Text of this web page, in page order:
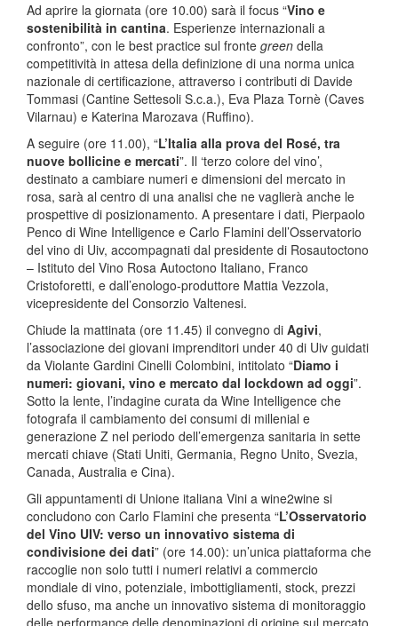
Ad aprire la giornata (ore 10.00) sarà il focus “Vino e
sostenibilità in cantina. Esperienze internazionali a
confronto”, con le best practice sul fronte green della
competitività in attesa della definizione di una norma unica
nazionale di certificazione, attraverso i contributi di Davide
Tommasi (Cantine Settesoli S.c.a.), Eva Plaza Tornè (Caves
Vilarnau) e Katerina Marozava (Ruffino).
A seguire (ore 11.00), “L’Italia alla prova del Rosé, tra
nuove bollicine e mercati”. Il ‘terzo colore del vino’,
destinato a cambiare numeri e dimensioni del mercato in
rosa, sarà al centro di una analisi che ne vaglierà anche le
prospettive di posizionamento. A presentare i dati, Pierpaolo
Penco di Wine Intelligence e Carlo Flamini dell’Osservatorio
del vino di Uiv, accompagnati dal presidente di Rosautoctono
– Istituto del Vino Rosa Autoctono Italiano, Franco
Cristoforetti, e dall’enologo-produttore Mattia Vezzola,
vicepresidente del Consorzio Valtenesi.
Chiude la mattinata (ore 11.45) il convegno di Agivi,
l’associazione dei giovani imprenditori under 40 di Uiv guidati
da Violante Gardini Cinelli Colombini, intitolato “Diamo i
numeri: giovani, vino e mercato dal lockdown ad oggi”.
Sotto la lente, l’indagine curata da Wine Intelligence che
fotografa il cambiamento dei consumi di millenial e
generazione Z nel periodo dell’emergenza sanitaria in sette
mercati chiave (Stati Uniti, Germania, Regno Unito, Svezia,
Canada, Australia e Cina).
Gli appuntamenti di Unione italiana Vini a wine2wine si
concludono con Carlo Flamini che presenta “L’Osservatorio
del Vino UIV: verso un innovativo sistema di
condivisione dei dati” (ore 14.00): un’unica piattaforma che
raccoglie non solo tutti i numeri relativi a commercio
mondiale di vino, potenziale, imbottigliamenti, stock, prezzi
dello sfuso, ma anche un innovativo sistema di monitoraggio
delle performance delle denominazioni di origine sul mercato